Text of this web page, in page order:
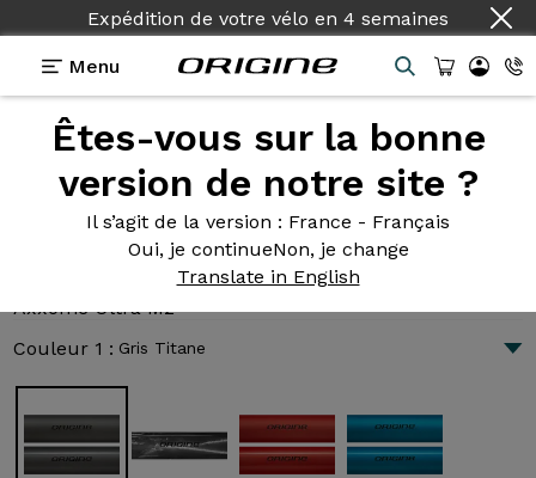
Expédition de votre vélo en 4 semaines
Menu
Êtes-vous sur la bonne
version de notre site ?
Il s’agit de la version : France - Français
Oui, je continueNon, je change
Translate in English
Présentation
Axxome Ultra M2
Axxome Ultra M2
Couleur 1 : Gris Titane